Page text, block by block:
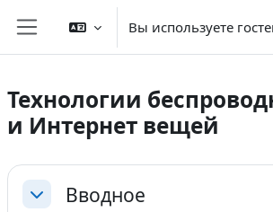
Перейти к основному содержанию
Боковая панель
Вы используете
Технологии
и Интернет вещей
Section outline
СвернутьВводное